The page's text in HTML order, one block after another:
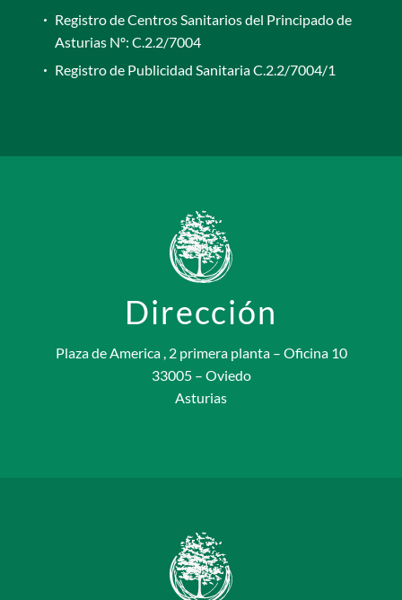
Registro de Centros Sanitarios del Principado de
Asturias Nº: C.2.2/7004
Registro de Publicidad Sanitaria C.2.2/7004/1
Dirección
Plaza de America , 2 primera planta – Oficina 10
33005 – Oviedo
Asturias